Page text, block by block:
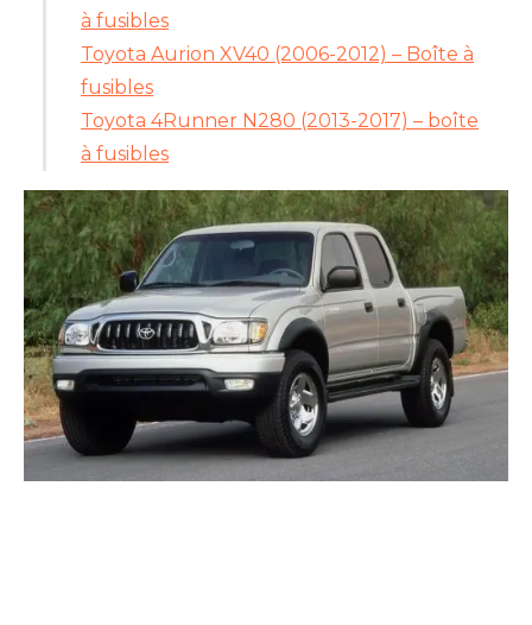
à fusibles
Toyota Aurion XV40 (2006-2012) – Boîte à
fusibles
Toyota 4Runner N280 (2013-2017) – boîte
à fusibles